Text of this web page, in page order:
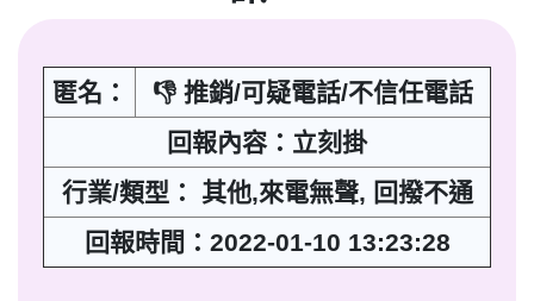
匿名：
👎 推銷/可疑電話/不信任電話
回報內容：立刻掛
行業/類型： 其他,來電無聲, 回撥不通
回報時間：2022-01-10 13:23:28